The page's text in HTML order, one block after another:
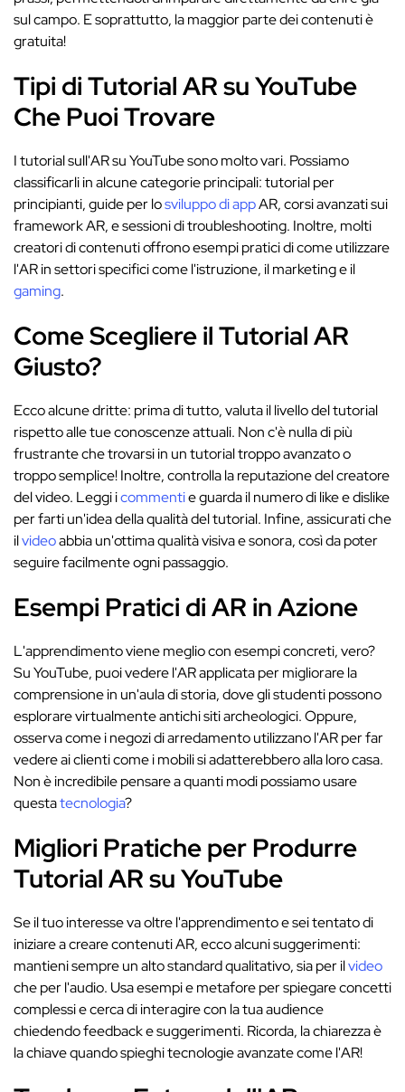
sul campo. E soprattutto, la maggior parte dei contenuti è
gratuita!
Tipi di Tutorial AR su YouTube
Che Puoi Trovare
I tutorial sull'AR su YouTube sono molto vari. Possiamo
classificarli in alcune categorie principali: tutorial per
principianti, guide per losviluppo di appAR, corsi avanzati sui
framework AR, e sessioni di troubleshooting. Inoltre, molti
creatori di contenuti offrono esempi pratici di come utilizzare
l'AR in settori specifici come l'istruzione, il marketing e il
gaming.
Come Scegliere il Tutorial AR
Giusto?
Ecco alcune dritte: prima di tutto, valuta il livello del tutorial
rispetto alle tue conoscenze attuali. Non c'è nulla di più
frustrante che trovarsi in un tutorial troppo avanzato o
troppo semplice! Inoltre, controlla la reputazione del creatore
del video. Leggi icommentie guarda il numero di like e dislike
per farti un'idea della qualità del tutorial. Infine, assicurati che
ilvideoabbia un'ottima qualità visiva e sonora, così da poter
seguire facilmente ogni passaggio.
Esempi Pratici di AR in Azione
L'apprendimento viene meglio con esempi concreti, vero?
Su YouTube, puoi vedere l'AR applicata per migliorare la
comprensione in un'aula di storia, dove gli studenti possono
esplorare virtualmente antichi siti archeologici. Oppure,
osserva come i negozi di arredamento utilizzano l'AR per far
vedere ai clienti come i mobili si adatterebbero alla loro casa.
Non è incredibile pensare a quanti modi possiamo usare
questatecnologia?
Migliori Pratiche per Produrre
Tutorial AR su YouTube
Se il tuo interesse va oltre l'apprendimento e sei tentato di
iniziare a creare contenuti AR, ecco alcuni suggerimenti:
mantieni sempre un alto standard qualitativo, sia per ilvideo
che per l'audio. Usa esempi e metafore per spiegare concetti
complessi e cerca di interagire con la tua audience
chiedendo feedback e suggerimenti. Ricorda, la chiarezza è
la chiave quando spieghi tecnologie avanzate come l'AR!